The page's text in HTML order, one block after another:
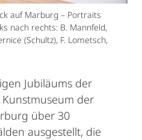
auf Marburg – Portraits
nach rechts: B. Mannfeld,
(Schultz), F. Lometsch,
Jubiläums der
der
über 30
ausgestellt, die